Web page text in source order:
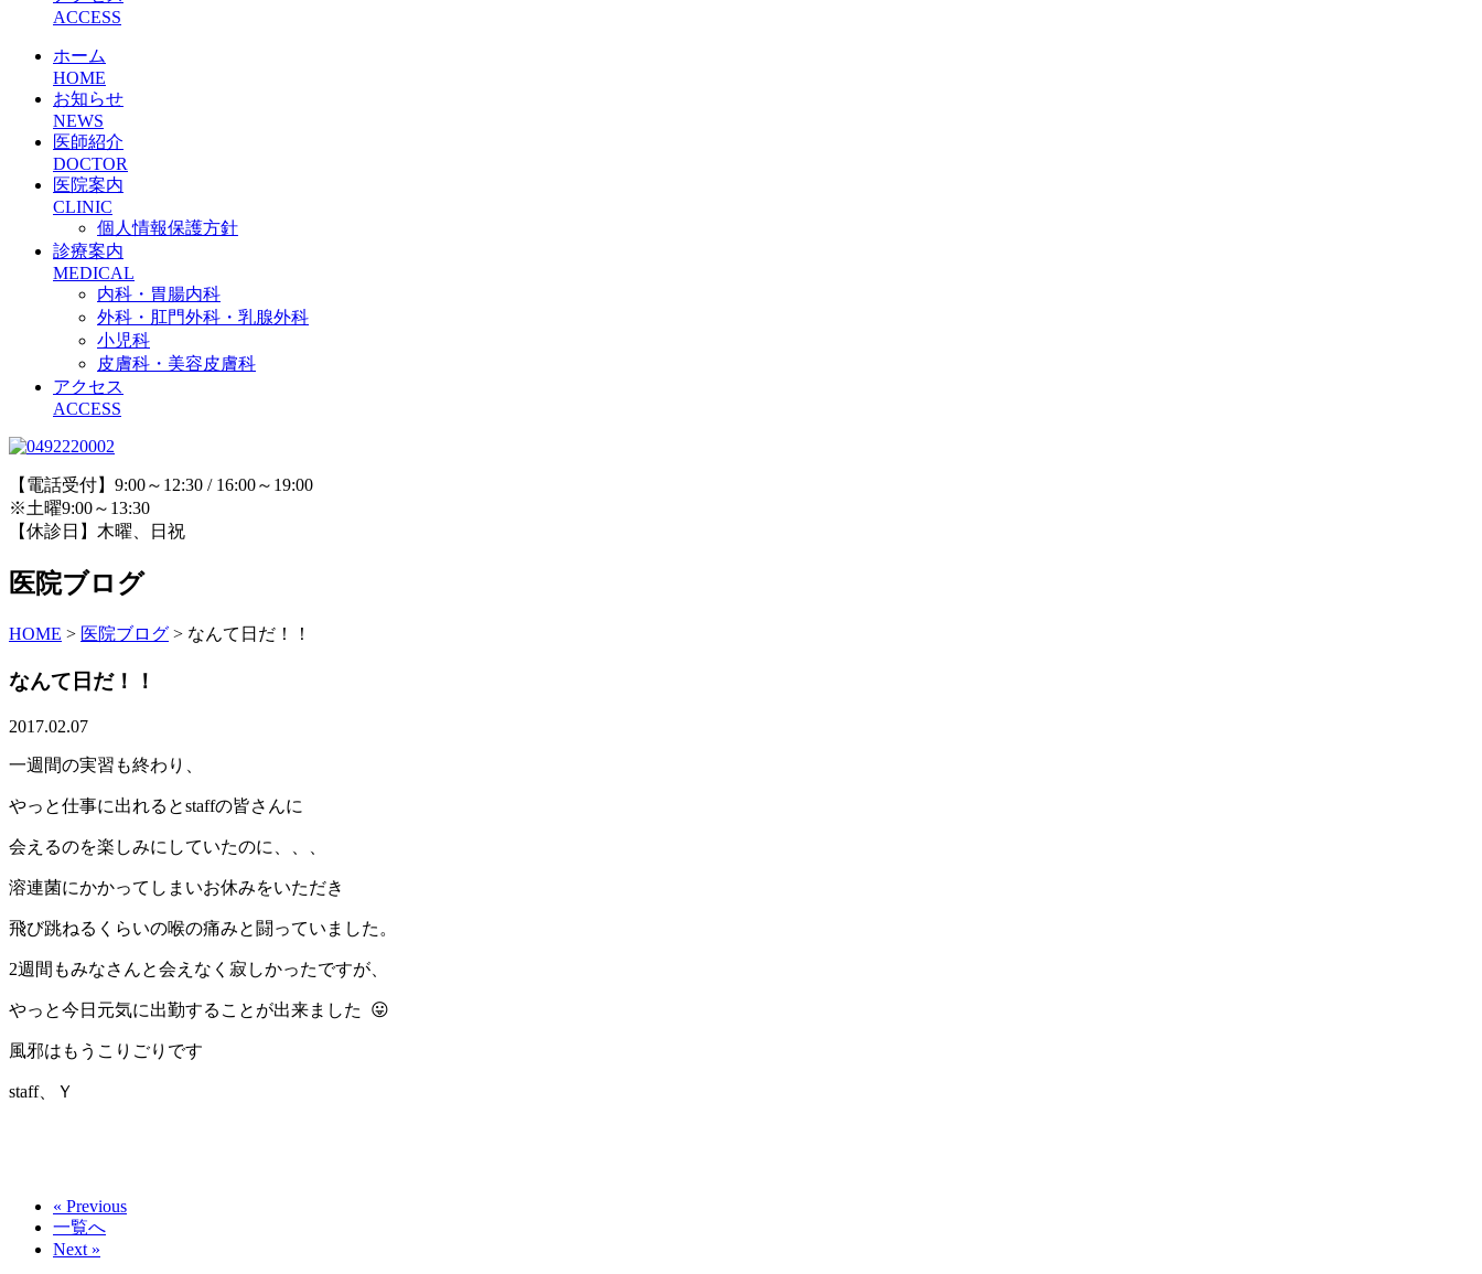
ACCESS
ホーム
HOME
お知らせ
NEWS
医師紹介
DOCTOR
医院案内
CLINIC
個人情報保護方針
診療案内
MEDICAL
内科・胃腸内科
外科・肛門外科・乳腺外科
小児科
皮膚科・美容皮膚科
アクセス
ACCESS
【電話受付】9:00～12:30 / 16:00～19:00
※土曜9:00～13:30
【休診日】木曜、日祝
医院ブログ
HOME > 医院ブログ > なんて日だ！！
なんて日だ！！
2017.02.07
一週間の実習も終わり、
やっと仕事に出れるとstaffの皆さんに
会えるのを楽しみにしていたのに、、、
溶連菌にかかってしまいお休みをいただき
飛び跳ねるくらいの喉の痛みと闘っていました。
2週間もみなさんと会えなく寂しかったですが、
やっと今日元気に出勤することが出来ました 😛
風邪はもうこりごりです
staff、Ｙ
« Previous
一覧へ
Next »